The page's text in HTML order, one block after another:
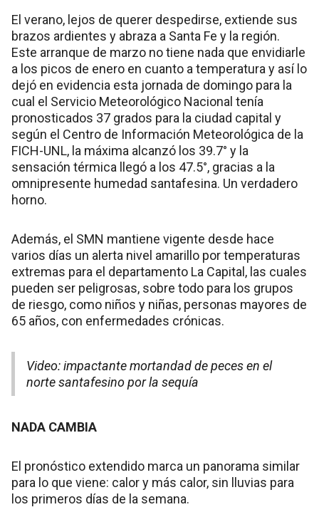
El verano, lejos de querer despedirse, extiende sus
brazos ardientes y abraza a Santa Fe y la región.
Este arranque de marzo no tiene nada que envidiarle
a los picos de enero en cuanto a temperatura y así lo
dejó en evidencia esta jornada de domingo para la
cual el Servicio Meteorológico Nacional tenía
pronosticados 37 grados para la ciudad capital y
según el Centro de Información Meteorológica de la
FICH-UNL, la máxima alcanzó los 39.7° y la
sensación térmica llegó a los 47.5°, gracias a la
omnipresente humedad santafesina. Un verdadero
horno.
Además, el SMN mantiene vigente desde hace
varios días un alerta nivel amarillo por temperaturas
extremas para el departamento La Capital, las cuales
pueden ser peligrosas, sobre todo para los grupos
de riesgo, como niños y niñas, personas mayores de
65 años, con enfermedades crónicas.
Video: impactante mortandad de peces en el
norte santafesino por la sequía
NADA CAMBIA
El pronóstico extendido marca un panorama similar
para lo que viene: calor y más calor, sin lluvias para
los primeros días de la semana.